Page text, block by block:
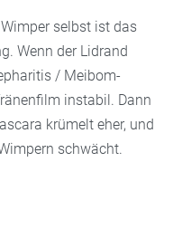
selbst ist das
Wenn der Lidrand
/ Meibom-
instabil. Dann
krümelt eher, und
schwächt.